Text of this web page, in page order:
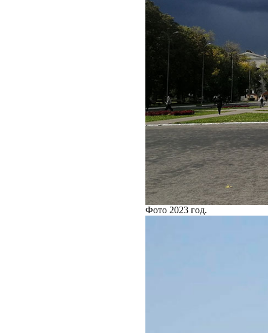
Фото 2023 год.